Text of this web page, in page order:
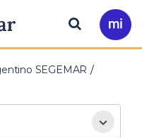
Ir
a
Buscar
SEGEMAR